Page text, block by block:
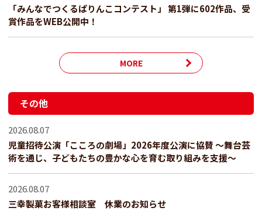
「みんなでつくるぱりんこコンテスト」 第1弾に602作品、受
賞作品をWEB公開中！
MORE
その他
2026.08.07
児童招待公演「こころの劇場」2026年度公演に協賛 ～舞台芸
術を通じ、子どもたちの豊かな心を育む取り組みを支援～
2026.08.07
三幸製菓お客様相談室 休業のお知らせ